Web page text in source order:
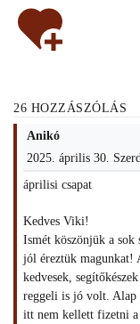
26 HOZZÁSZÓLÁS
Anikó
2025. április 30.
áprilisi csapat
Kedves Viki!
Ismét köszönjük a sok
jól éreztük magunkat!
kedvesek,
reggeli is jó volt. Alap
itt nem kellett fizetni a